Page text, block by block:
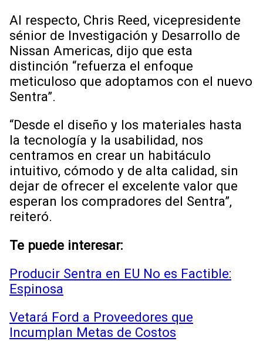
Al respecto, Chris Reed, vicepresidente
sénior de Investigación y Desarrollo de
Nissan Americas, dijo que esta
distinción “refuerza el enfoque
meticuloso que adoptamos con el nuevo
Sentra”.
“Desde el diseño y los materiales hasta
la tecnología y la usabilidad, nos
centramos en crear un habitáculo
intuitivo, cómodo y de alta calidad, sin
dejar de ofrecer el excelente valor que
esperan los compradores del Sentra”,
reiteró.
Te puede interesar:
Producir Sentra en EU No es Factible:
Espinosa
Vetará Ford a Proveedores que
Incumplan Metas de Costos